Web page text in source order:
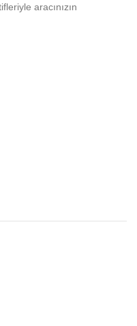
aracınızın